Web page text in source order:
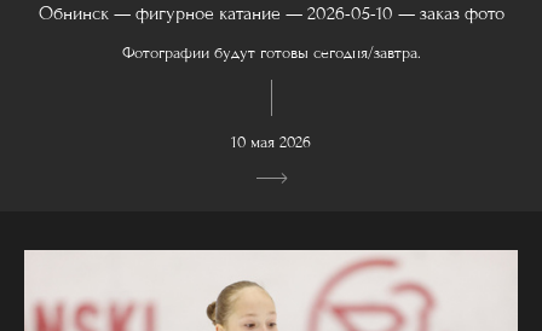
Обнинск — фигурное катание — 2026-05-10 — заказ фото
Фотографии будут готовы сегодня/завтра.
10 мая 2026